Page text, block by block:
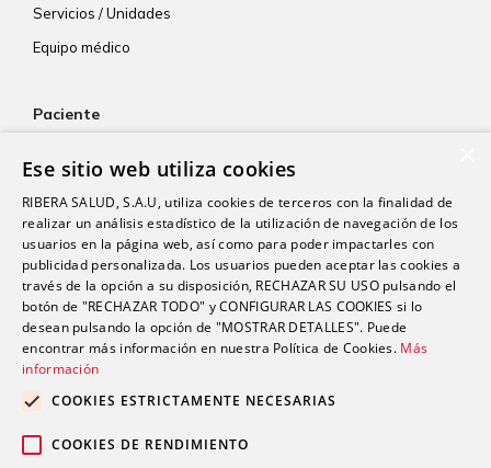
Servicios / Unidades
Equipo médico
Paciente
Aseguradoras
Resultados de laboratorio
Consentimiento informado
Paciente internacional
Actualidad
Contacto
Ese sitio web utiliza cookies
RIBERA SALUD, S.A.U, utiliza cookies de terceros con la finalidad de
realizar un análisis estadístico de la utilización de navegación de los
usuarios en la página web, así como para poder impactarles con
publicidad personalizada. Los usuarios pueden aceptar las cookies a
través de la opción a su disposición, RECHAZAR SU USO pulsando el
botón de "RECHAZAR TODO" y CONFIGURAR LAS COOKIES si lo
desean pulsando la opción de "MOSTRAR DETALLES". Puede
encontrar más información en nuestra Política de Cookies. Más
información
COOKIES ESTRICTAMENTE NECESARIAS
COOKIES DE RENDIMIENTO